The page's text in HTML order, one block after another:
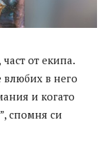
от екипа.
влюбих в него
и когато
спомня си